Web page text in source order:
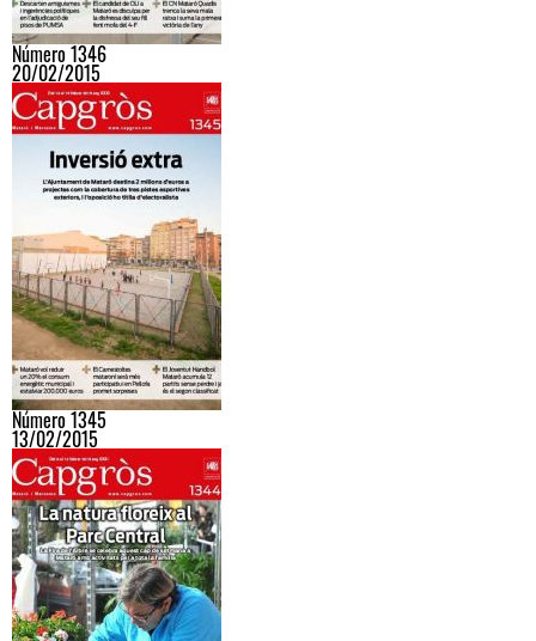
Número 1346
20/02/2015
Número 1345
13/02/2015